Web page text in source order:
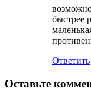
быстрее
Ответить
Оставьте